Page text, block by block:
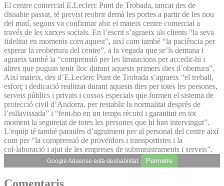
El centre comercial E.Leclerc Punt de Trobada, tancat des de
dissabte passat, té previst reobrir demà les portes a partir de les nou
del matí, segons va confirmar ahir el mateix centre comercial a
través de les xarxes socials. En l’escrit s’agraeix als clients “la seva
fidelitat en moments com aquest”, així com també “la paciència per
esperar la reobertura del centre”, a la vegada que se’ls demana i
agraeix també la “comprensió per les limitacions per accedir-hi i
altres que puguin tenir lloc durant aquests primers dies d’obertura”.
Així mateix, des d’E.Leclerc Punt de Trobada s’agraeix “el treball,
esforç i dedicació realitzat durant aquests dies per totes les persones,
serveis públics i privats i cossos especials que formen el sistema de
protecció civil d’Andorra, per restablir la normalitat després de
l’esllavissada” i “fent-ho en un temps rècord i garantint en tot
moment la seguretat de totes les persones que hi han intervingut”.
L’equip té també paraules d’agraïment per al personal del centre així
com per “la comprensió de proveïdors i transportistes i la
col·laboració i ajut de les empreses de subministraments i serveis”.
Google Adsense està deshabilitat. Permetre